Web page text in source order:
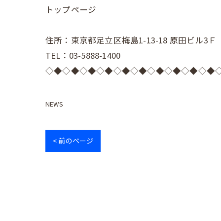
トップページ
住所：東京都足立区梅島1-13-18 原田ビル3Ｆ
TEL：03-5888-1400
NEWS
< 前のページ